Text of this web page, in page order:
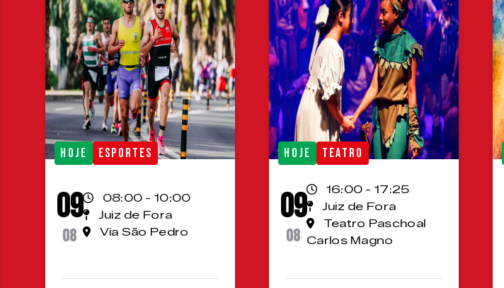
HOJE ESPORTES
09
08
08:00 - 10:00
Juiz de Fora
Via São Pedro
HOJE TEATRO
09
08
16:00 - 17:25
Juiz de Fora
Teatro Paschoal
Carlos Magno